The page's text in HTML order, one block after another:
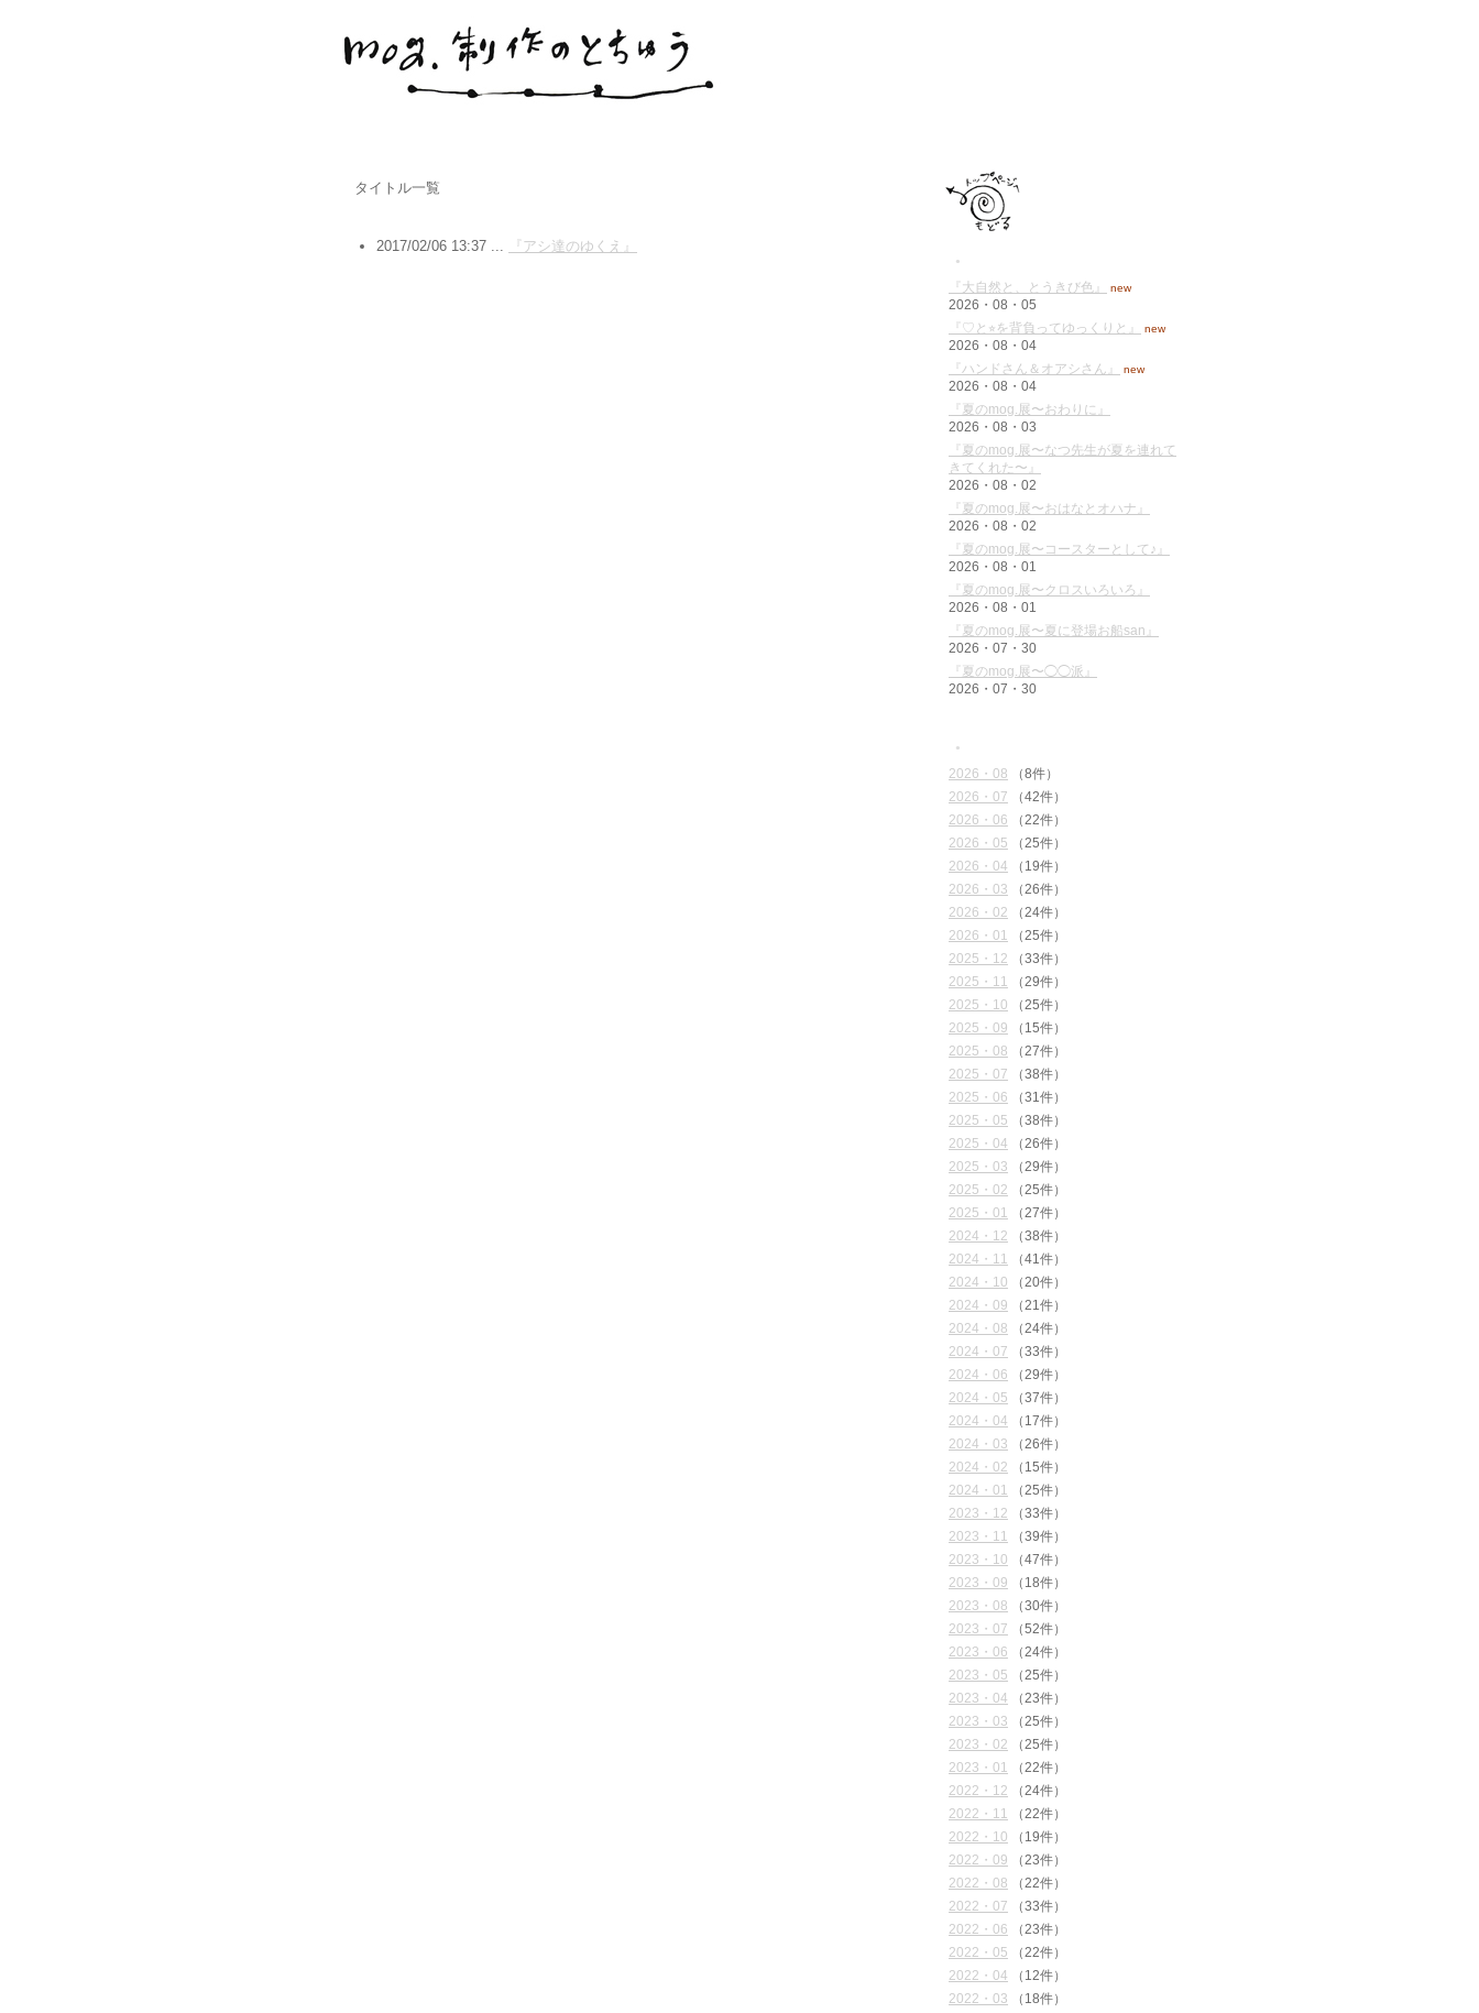
タイトル一覧
2017/02/06 13:37 ... 『アシ達のゆくえ』
●
『大自然と、とうきび色』 new
2026・08・05
『♡と⭐︎を背負ってゆっくりと』
new
2026・08・04
『ハンドさん＆オアシさん』
new
2026・08・04
『夏のmog.展〜おわりに』
2026・08・03
『夏のmog.展〜なつ先生が夏を連れて
きてくれた〜』
2026・08・02
『夏のmog.展〜おはなとオハナ』
2026・08・02
『夏のmog.展〜コースターとして♪』
2026・08・01
『夏のmog.展〜クロスいろいろ』
2026・08・01
『夏のmog.展〜夏に登場お船san』
2026・07・30
『夏のmog.展〜◯◯派』
2026・07・30
●
2026・08 （8件）
2026・07 （42件）
2026・06 （22件）
2026・05 （25件）
2026・04 （19件）
2026・03 （26件）
2026・02 （24件）
2026・01 （25件）
2025・12 （33件）
2025・11 （29件）
2025・10 （25件）
2025・09 （15件）
2025・08 （27件）
2025・07 （38件）
2025・06 （31件）
2025・05 （38件）
2025・04 （26件）
2025・03 （29件）
2025・02 （25件）
2025・01 （27件）
2024・12 （38件）
2024・11 （41件）
2024・10 （20件）
2024・09 （21件）
2024・08 （24件）
2024・07 （33件）
2024・06 （29件）
2024・05 （37件）
2024・04 （17件）
2024・03 （26件）
2024・02 （15件）
2024・01 （25件）
2023・12 （33件）
2023・11 （39件）
2023・10 （47件）
2023・09 （18件）
2023・08 （30件）
2023・07 （52件）
2023・06 （24件）
2023・05 （25件）
2023・04 （23件）
2023・03 （25件）
2023・02 （25件）
2023・01 （22件）
2022・12 （24件）
2022・11 （22件）
2022・10 （19件）
2022・09 （23件）
2022・08 （22件）
2022・07 （33件）
2022・06 （23件）
2022・05 （22件）
2022・04 （12件）
2022・03 （18件）